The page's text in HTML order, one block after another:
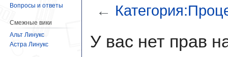
←
ккУ вас нет прав
Вопросы и ответы
Смежные вики
Альт Линукс
Астра Линукс